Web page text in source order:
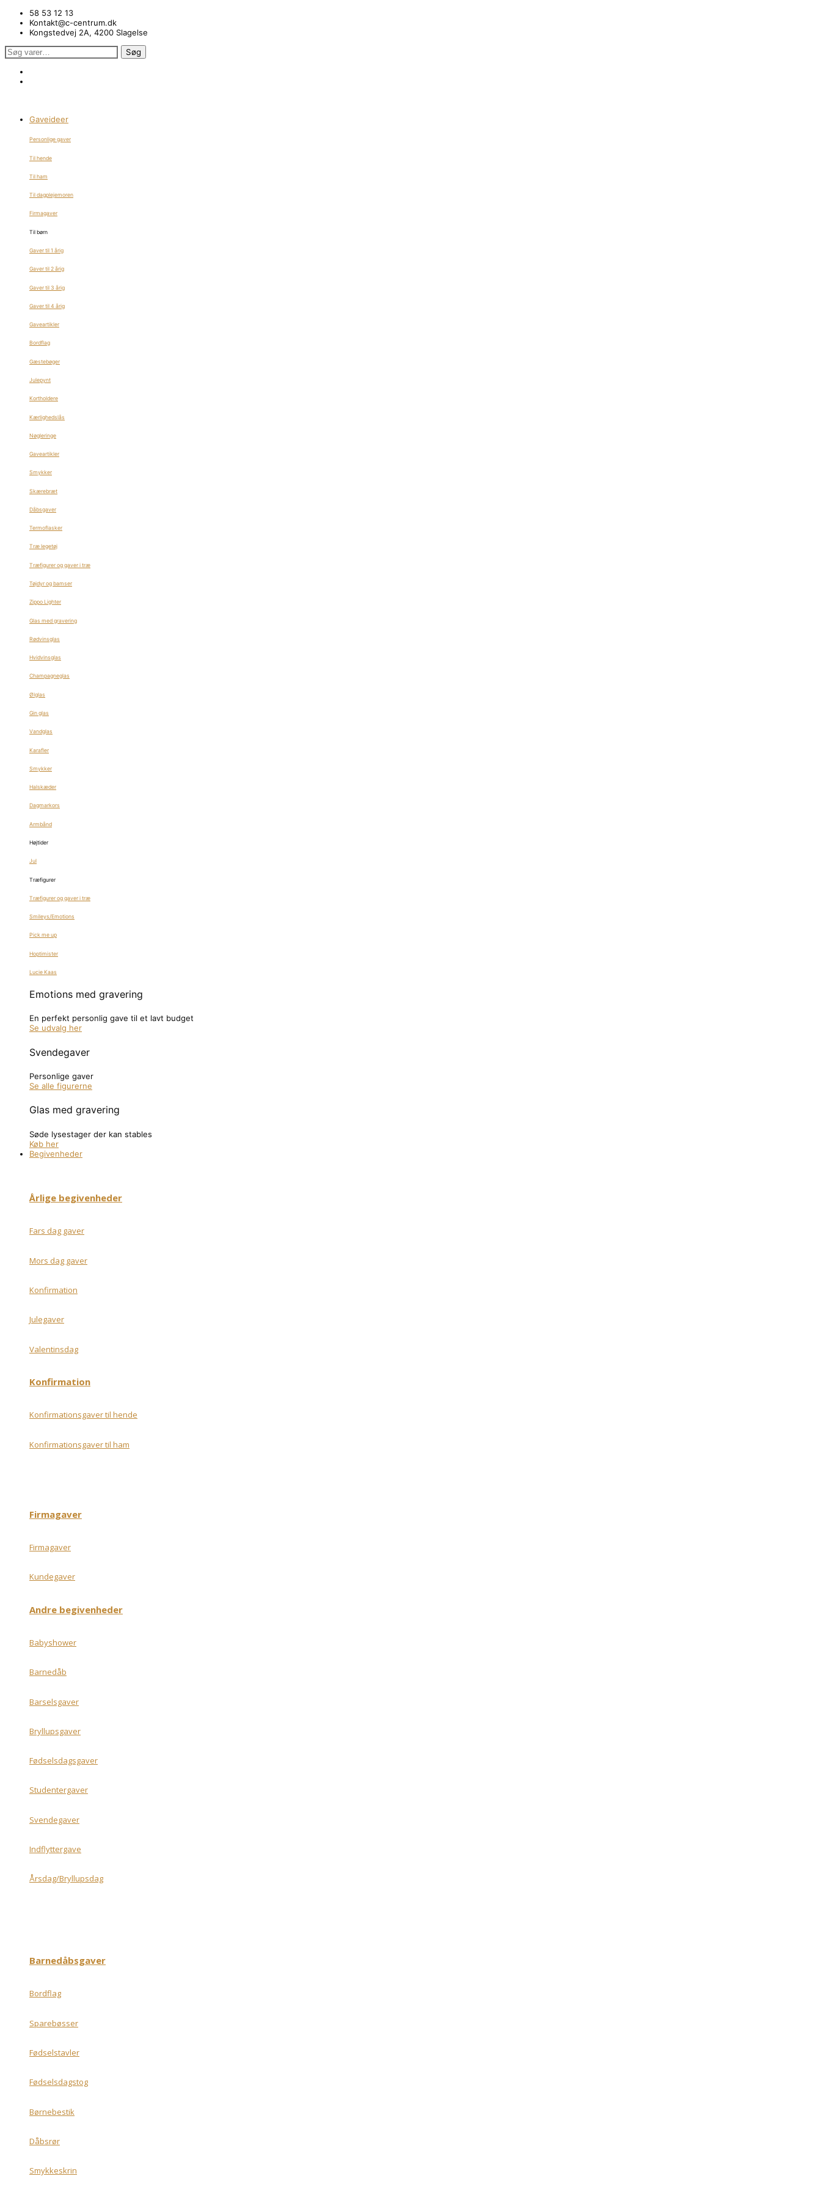
58 53 12 13
Kontakt@c-centrum.dk
Kongstedvej 2A, 4200 Slagelse
Søg
Søg
Gaveideer
Personlige gaver
Til hende
Til ham
Til dagplejemoren
Firmagaver
Til børn
Gaver til 1 årig
Gaver til 2 årig
Gaver til 3 årig
Gaver til 4 årig
Gaveartikler
Bordflag
Gæstebøger
Julepynt
Kortholdere
Kærlighedslås
Nøgleringe
Gaveartikler
Smykker
Skærebræt
Dåbsgaver
Termoflasker
Træ legetøj
Træfigurer og gaver i træ
Tøjdyr og bamser
Zippo Lighter
Glas med gravering
Rødvinsglas
Hvidvinsglas
Champagneglas
Ølglas
Gin glas
Vandglas
Karafler
Smykker
Halskæder
Dagmarkors
Armbånd
Højtider
Jul
Træfigurer
Træfigurer og gaver i træ
Smileys/Emotions
Pick me up
Hoptimister
Lucie Kaas
Emotions med gravering
En perfekt personlig gave til et lavt budget
Se udvalg her
Svendegaver
Personlige gaver
Se alle figurerne
Glas med gravering
Søde lysestager der kan stables
Køb her
Begivenheder
Årlige begivenheder
Fars dag gaver
Mors dag gaver
Konfirmation
Julegaver
Valentinsdag
Konfirmation
Konfirmationsgaver til hende
Konfirmationsgaver til ham
Firmagaver
Firmagaver
Kundegaver
Andre begivenheder
Babyshower
Barnedåb
Barselsgaver
Bryllupsgaver
Fødselsdagsgaver
Studentergaver
Svendegaver
Indflyttergave
Årsdag/Bryllupsdag
Barnedåbsgaver
Bordflag
Sparebøsser
Fødselstavler
Fødselsdagstog
Børnebestik
Dåbsrør
Smykkeskrin